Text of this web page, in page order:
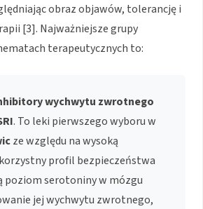
obraz objawów, tolerancję i
[3]. Najważniejsze grupy
terapeutycznych to:
wychwytu zwrotnego
. To leki pierwszego wyboru w
ze względu na wysoką
profil bezpieczeństwa
poziom serotoniny w mózgu
jej wychwytu zwrotnego,